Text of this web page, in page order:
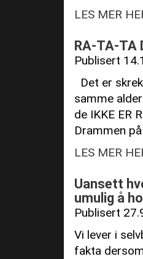
LES MER
RA-TA-TA
Publisert
Det er
samme
de IKKE ER
Drammen
LES MER
Uansett
umulig å
Publisert
Vi lever i
fakta